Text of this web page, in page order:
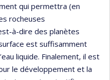
qui permettra (en
rocheuses
à-dire des planètes
est suffisamment
liquide. Finalement, il est
le développement et la